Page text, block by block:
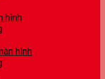
hình
hình